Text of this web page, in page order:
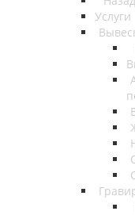
Услуги